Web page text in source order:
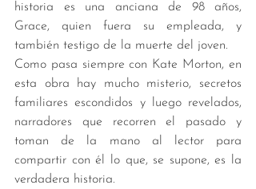
historia es una anciana de 98 años,
Grace, quien fuera su empleada, y
también testigo de la muerte del joven.
Como pasa siempre con Kate Morton, en
esta obra hay mucho misterio, secretos
familiares escondidos y luego revelados,
narradores que recorren el pasado y
toman de la mano al lector para
compartir con él lo que, se supone, es la
verdadera historia.